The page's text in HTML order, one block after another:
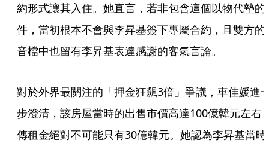
約形式讓其入住。她直言，若非包含這個以物代墊的
件，當初根本不會與李昇基簽下專屬合約，且雙方的
音檔中也留有李昇基表達感謝的客氣言論。
對於外界最關注的「押金狂飆3倍」爭議，車佳媛進
步澄清，該房屋當時的出售市價高達100億韓元左右
傳租金絕對不可能只有30億韓元。她認為李昇基當時